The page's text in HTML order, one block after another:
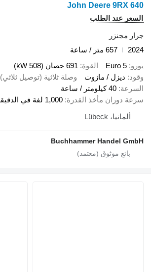
John Deere 9RX 640
السعر عند الطلب
جرار مجنزر
2024
657 متر / ساعة
يورو Euro 5 القوة 691 حصان (508 kW)
وقود ديزل / مازوت وصلة ثلاثية (توصيل ثلاثي)
السرعة 40 كيلومتر / ساعة
سرعة دوران مأخذ القدرة 1,000 لفة في الدقيقة
ألمانيا، Lübeck
Buchhammer Handel GmbH